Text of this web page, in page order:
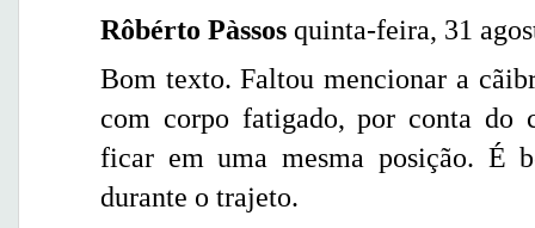
Rôbérto Pàssos quinta-feira, 31
Bom texto. Faltou mencionar a
com corpo fatigado, por conta do
ficar em uma mesma posição. É
durante o trajeto.